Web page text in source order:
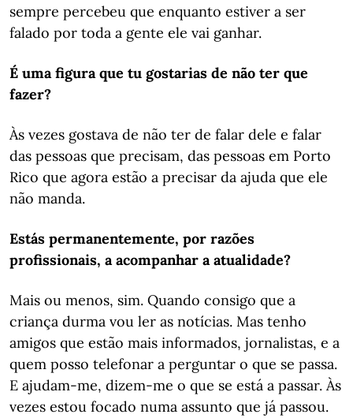
sempre percebeu que enquanto estiver a ser
falado por toda a gente ele vai ganhar.
É uma figura que tu gostarias de não ter que
fazer?
Às vezes gostava de não ter de falar dele e falar
das pessoas que precisam, das pessoas em Porto
Rico que agora estão a precisar da ajuda que ele
não manda.
Estás permanentemente, por razões
profissionais, a acompanhar a atualidade?
Mais ou menos, sim. Quando consigo que a
criança durma vou ler as notícias. Mas tenho
amigos que estão mais informados, jornalistas, e a
quem posso telefonar a perguntar o que se passa.
E ajudam-me, dizem-me o que se está a passar. Às
vezes estou focado numa assunto que já passou.